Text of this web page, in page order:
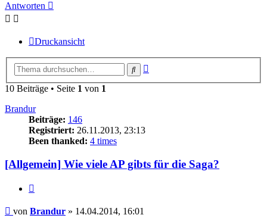
Antworten
Druckansicht
Suche
10 Beiträge • Seite 1 von 1
Brandur
Beiträge: 146
Registriert: 26.11.2013, 23:13
Been thanked: 4 times
[Allgemein] Wie viele AP gibts für die Saga?
Beitrag
von Brandur » 14.04.2014, 16:01